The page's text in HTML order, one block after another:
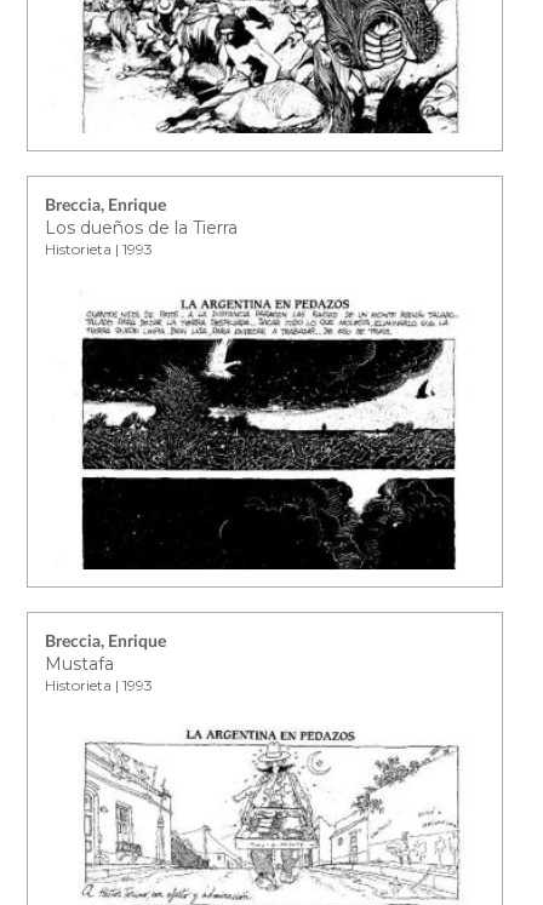
Breccia, Enrique
Los dueños de la Tierra
Historieta | 1993
Breccia, Enrique
Mustafa
Historieta | 1993